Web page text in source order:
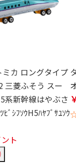
カ ロングタイプ
三菱ふそう スー
系新幹線はやぶさ
ﾞｼﾌｿｳH5ﾊﾔﾌﾞｻﾕｿｳ
ト